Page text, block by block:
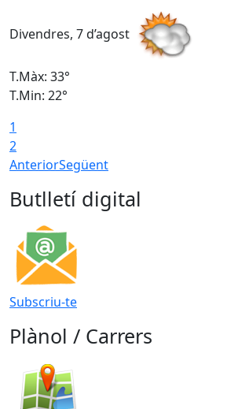
Divendres, 7 d’agost
T.Màx: 33°
T.Min: 22°
1
2
AnteriorSegüent
Butlletí digital
Subscriu-te
Plànol / Carrers